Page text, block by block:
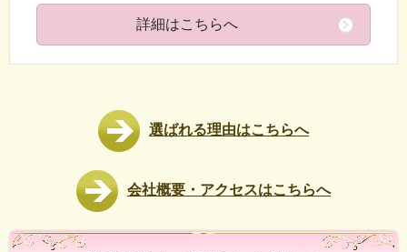
詳細はこちらへ
選ばれる理由はこちらへ
会社概要・アクセスはこちらへ